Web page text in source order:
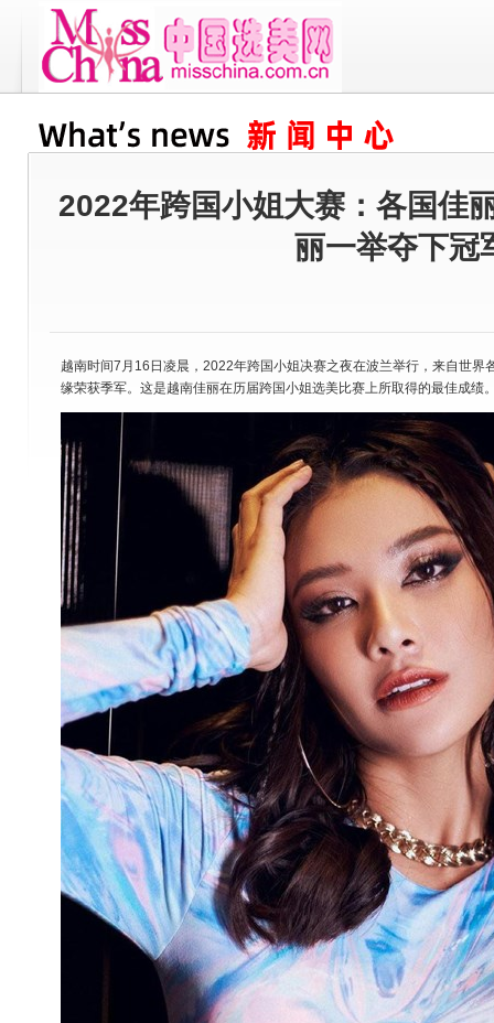
2022年跨国小姐大赛：各国佳
丽一举夺下冠
越南时间7月16日凌晨，2022年跨国小姐决赛之夜在波兰举行，来自世界
缘荣获季军。这是越南佳丽在历届跨国小姐选美比赛上所取得的最佳成绩